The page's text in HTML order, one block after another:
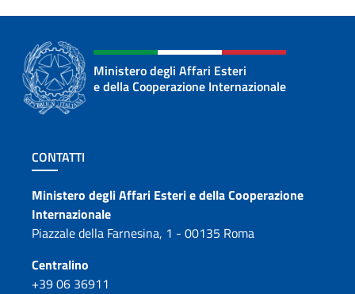
Ministero degli Affari Esteri
e della Cooperazione Internazionale
Sezione footer
CONTATTI
Contatti
Ministero degli Affari Esteri e della Cooperazione
Internazionale
Piazzale della Farnesina, 1 - 00135 Roma
Centralino
+39 06 36911